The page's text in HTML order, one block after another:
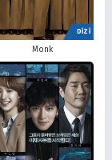
DİZİ
Monk